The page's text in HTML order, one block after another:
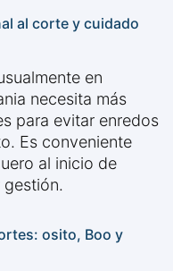
al corte y cuidado
en
necesita más
para evitar enredos
Es conveniente
al inicio de
gestión.
osito, Boo y